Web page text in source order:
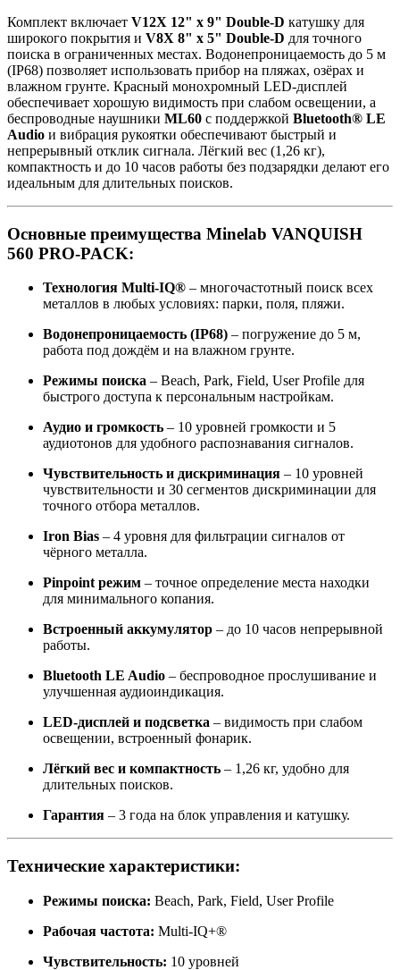
Комплект включает V12X 12" x 9" Double-D катушку для
широкого покрытия и V8X 8" x 5" Double-D для точного
поиска в ограниченных местах. Водонепроницаемость до 5 м
(IP68) позволяет использовать прибор на пляжах, озёрах и
влажном грунте. Красный монохромный LED-дисплей
обеспечивает хорошую видимость при слабом освещении, а
беспроводные наушники ML60 с поддержкой Bluetooth® LE
Audio и вибрация рукоятки обеспечивают быстрый и
непрерывный отклик сигнала. Лёгкий вес (1,26 кг),
компактность и до 10 часов работы без подзарядки делают его
идеальным для длительных поисков.
Основные преимущества Minelab VANQUISH
560 PRO-PACK:
Технология Multi-IQ® – многочастотный поиск всех
металлов в любых условиях: парки, поля, пляжи.
Водонепроницаемость (IP68) – погружение до 5 м,
работа под дождём и на влажном грунте.
Режимы поиска – Beach, Park, Field, User Profile для
быстрого доступа к персональным настройкам.
Аудио и громкость – 10 уровней громкости и 5
аудиотонов для удобного распознавания сигналов.
Чувствительность и дискриминация – 10 уровней
чувствительности и 30 сегментов дискриминации для
точного отбора металлов.
Iron Bias – 4 уровня для фильтрации сигналов от
чёрного металла.
Pinpoint режим – точное определение места находки
для минимального копания.
Встроенный аккумулятор – до 10 часов непрерывной
работы.
Bluetooth LE Audio – беспроводное прослушивание и
улучшенная аудиоиндикация.
LED-дисплей и подсветка – видимость при слабом
освещении, встроенный фонарик.
Лёгкий вес и компактность – 1,26 кг, удобно для
длительных поисков.
Гарантия – 3 года на блок управления и катушку.
Технические характеристики:
Режимы поиска: Beach, Park, Field, User Profile
Рабочая частота: Multi-IQ+®
Чувствительность: 10 уровней